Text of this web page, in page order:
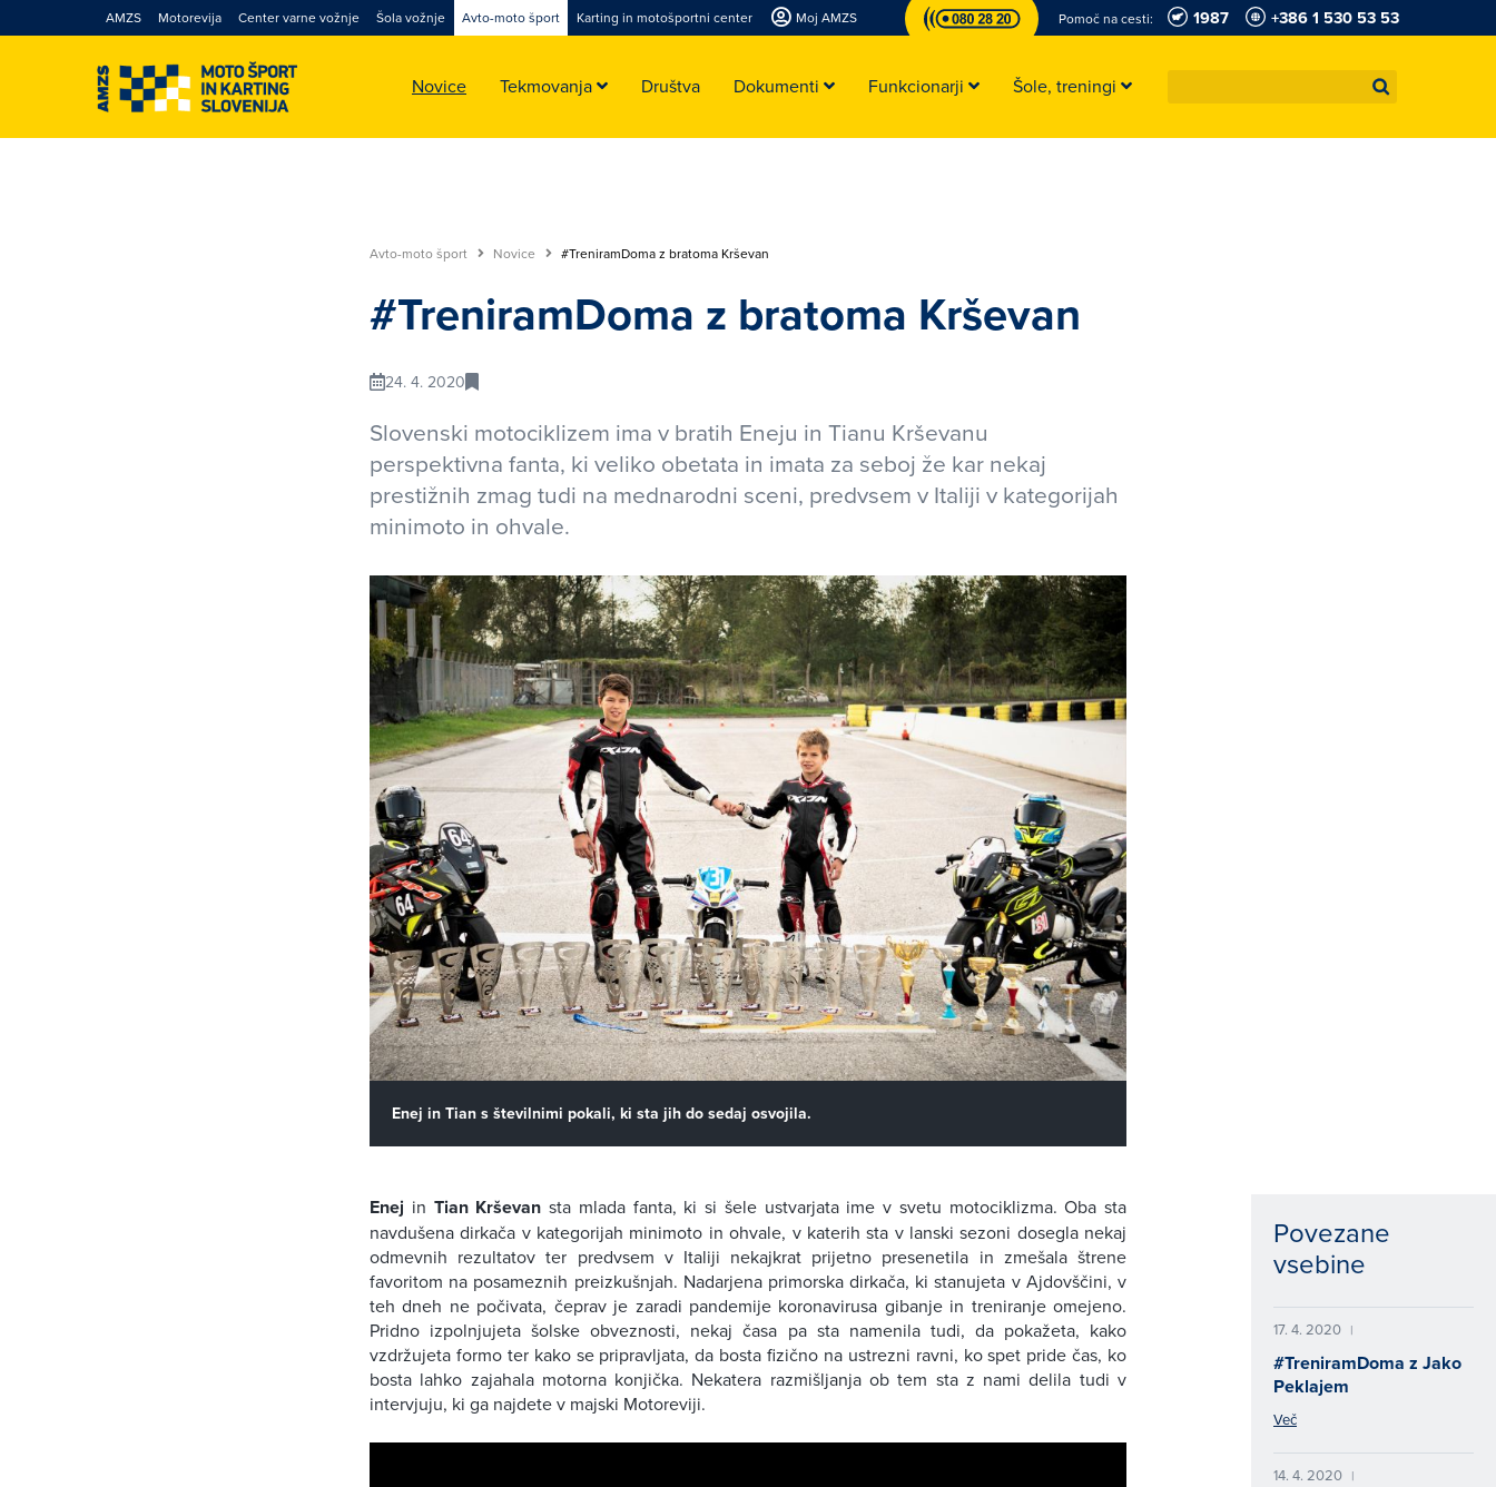
AMZS Motorevija Center varne vožnje Šola vožnje Avto-moto šport Karting in motošportni center Moj AMZS Pomoč na cesti: 1987 +386 1 530 53 53
Novice Tekmovanja Društva Dokumenti Funkcionarji Šole, treningi
Avto-moto šport Novice #TreniramDoma z bratoma Krševan
#TreniramDoma z bratoma Krševan
24. 4. 2020
Slovenski motociklizem ima v bratih Eneju in Tianu Krševanu
perspektivna fanta, ki veliko obetata in imata za seboj že kar nekaj
prestižnih zmag tudi na mednarodni sceni, predvsem v Italiji v kategorijah
minimoto in ohvale.
Enej in Tian s številnimi pokali, ki sta jih do sedaj osvojila.
Enej in Tian Krševan sta mlada fanta, ki si šele ustvarjata ime v svetu motociklizma. Oba sta
navdušena dirkača v kategorijah minimoto in ohvale, v katerih sta v lanski sezoni dosegla nekaj
odmevnih rezultatov ter predvsem v Italiji nekajkrat prijetno presenetila in zmešala štrene
favoritom na posameznih preizkušnjah. Nadarjena primorska dirkača, ki stanujeta v Ajdovščini, v
teh dneh ne počivata, čeprav je zaradi pandemije koronavirusa gibanje in treniranje omejeno.
Pridno izpolnjujeta šolske obveznosti, nekaj časa pa sta namenila tudi, da pokažeta, kako
vzdržujeta formo ter kako se pripravljata, da bosta fizično na ustrezni ravni, ko spet pride čas, ko
bosta lahko zajahala motorna konjička. Nekatera razmišljanja ob tem sta z nami delila tudi v
intervjuju, ki ga najdete v majski Motoreviji.
Povezane
vsebine
17. 4. 2020 |
#TreniramDoma z Jako
Peklajem
Več
14. 4. 2020 |